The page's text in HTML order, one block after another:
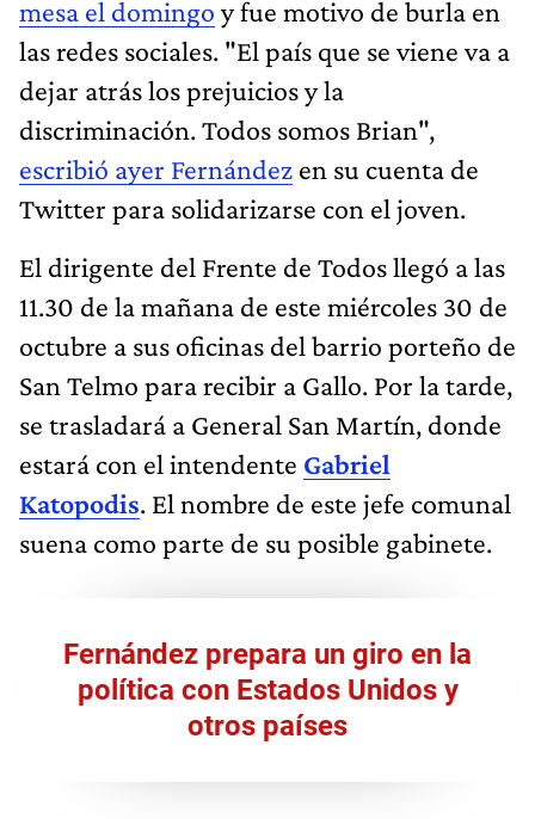
mesa el domingo y fue motivo de burla en
las redes sociales. "El país que se viene va a
dejar atrás los prejuicios y la
discriminación. Todos somos Brian",
escribió ayer Fernández en su cuenta de
Twitter para solidarizarse con el joven.
El dirigente del Frente de Todos llegó a las
11.30 de la mañana de este miércoles 30 de
octubre a sus oficinas del barrio porteño de
San Telmo para recibir a Gallo. Por la tarde,
se trasladará a General San Martín, donde
estará con el intendente Gabriel
Katopodis. El nombre de este jefe comunal
suena como parte de su posible gabinete.
Fernández prepara un giro en la
política con Estados Unidos y
otros países